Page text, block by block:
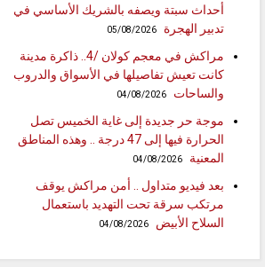
أحداث سبتة ويصفه بالشريك الأساسي في
تدبير الهجرة
05/08/2026
مراكش في معجم كولان /4.. ذاكرة مدينة
كانت تعيش تفاصيلها في الأسواق والدروب
والساحات
04/08/2026
موجة حر جديدة إلى غاية الخميس تصل
الحرارة فيها إلى 47 درجة .. وهذه المناطق
المعنية
04/08/2026
بعد فيديو متداول .. أمن مراكش يوقف
مرتكب سرقة تحت التهديد باستعمال
السلاح الأبيض
04/08/2026